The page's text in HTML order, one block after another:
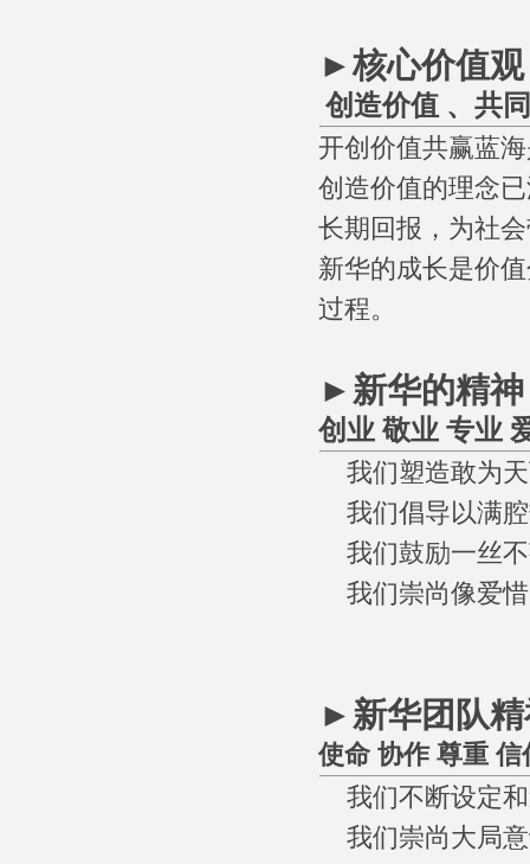
►核心价值观
创造价值 、共
开创价值共赢蓝
创造价值的理念
长期回报，为社
新华的成长是价
过程。
► 新华的精神
创业 敬业 专业
我们塑造敢为天
我们倡导以满腔
我们鼓励一丝不
我们崇尚像爱惜
► 新华团队
使命 协作 尊重 信
我们不断设定
我们崇尚大局意